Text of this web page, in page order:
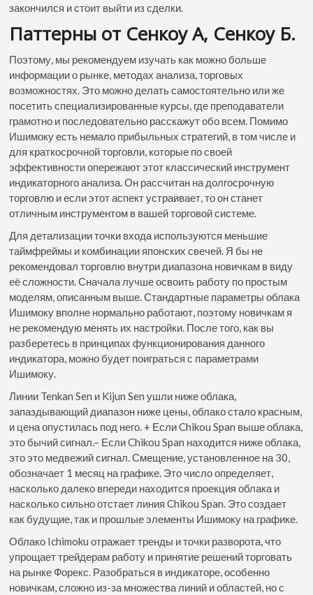
закончился и стоит выйти из сделки.
Паттерны от Сенкоу А, Сенкоу Б.
Поэтому, мы рекомендуем изучать как можно больше
информации о рынке, методах анализа, торговых
возможностях. Это можно делать самостоятельно или же
посетить специализированные курсы, где преподаватели
грамотно и последовательно расскажут обо всем. Помимо
Ишимоку есть немало прибыльных стратегий, в том числе и
для краткосрочной торговли, которые по своей
эффективности опережают этот классический инструмент
индикаторного анализа. Он рассчитан на долгосрочную
торговлю и если этот аспект устраивает, то он станет
отличным инструментом в вашей торговой системе.
Для детализации точки входа используются меньшие
таймфреймы и комбинации японских свечей. Я бы не
рекомендовал торговлю внутри диапазона новичкам в виду
её сложности. Сначала лучше освоить работу по простым
моделям, описанным выше. Стандартные параметры облака
Ишимоку вполне нормально работают, поэтому новичкам я
не рекомендую менять их настройки. После того, как вы
разберетесь в принципах функционирования данного
индикатора, можно будет поиграться с параметрами
Ишимоку.
Линии Tenkan Sen и Kijun Sen ушли ниже облака,
запаздывающий диапазон ниже цены, облако стало красным,
и цена опустилась под него. + Если Chikou Span выше облака,
это бычий сигнал.– Если Chikou Span находится ниже облака,
это это медвежий сигнал. Смещение, установленное на 30,
обозначает 1 месяц на графике. Это число определяет,
насколько далеко впереди находится проекция облака и
насколько сильно отстает линия Chikou Span. Это создает
как будущие, так и прошлые элементы Ишимоку на графике.
Облако Ichimoku отражает тренды и точки разворота, что
упрощает трейдерам работу и принятие решений торговать
на рынке Форекс. Разобраться в индикаторе, особенно
новичкам, сложно из-за множества линий и областей, но с